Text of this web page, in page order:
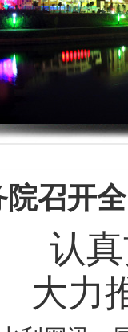
院召开
认
大力